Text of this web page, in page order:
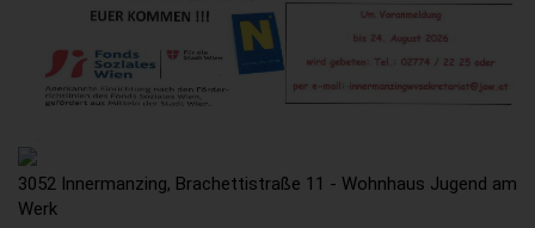
3052 Innermanzing, Brachettistraße 11 - Wohnhaus Jugend am
Werk